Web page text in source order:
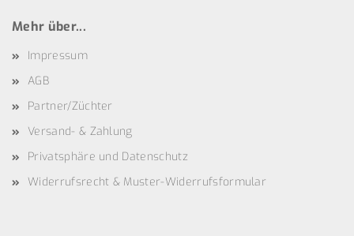
Mehr über...
Impressum
AGB
Partner/Züchter
Versand- & Zahlung
Privatsphäre und Datenschutz
Widerrufsrecht & Muster-Widerrufsformular